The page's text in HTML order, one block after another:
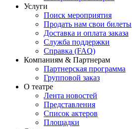
Услуги
Поиск мероприятия
Продать нам свои билеты
Доставка и оплата заказа
Служба поддержки
Справка (FAQ)
Компаниям & Партнерам
Партнерская программа
Групповой заказ
О театре
Лента новостей
Представления
Список актеров
Площадки